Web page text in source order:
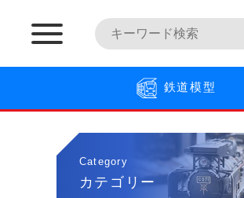
鉄道模型
Category
カテゴリー